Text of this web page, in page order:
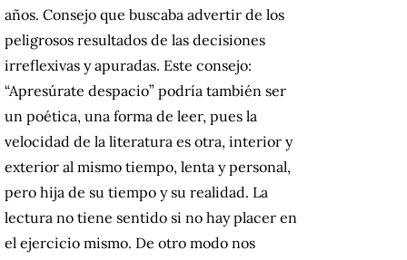
años. Consejo que buscaba advertir de los
peligrosos resultados de las decisiones
irreflexivas y apuradas. Este consejo:
“Apresúrate despacio” podría también ser
un poética, una forma de leer, pues la
velocidad de la literatura es otra, interior y
exterior al mismo tiempo, lenta y personal,
pero hija de su tiempo y su realidad. La
lectura no tiene sentido si no hay placer en
el ejercicio mismo. De otro modo nos